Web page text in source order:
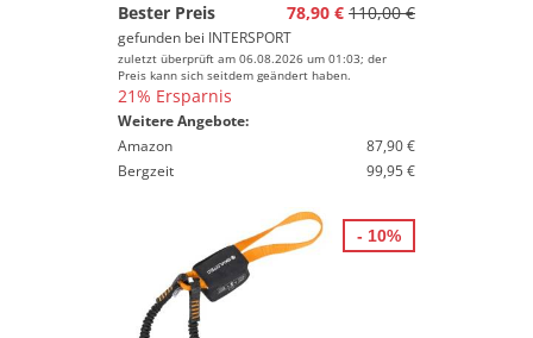
Bester Preis
78,90 € 110,00 €
gefunden bei INTERSPORT
zuletzt überprüft am 06.08.2026 um 01:03; der
Preis kann sich seitdem geändert haben.
21% Ersparnis
Weitere Angebote:
Amazon
87,90 €
Bergzeit
99,95 €
- 10%